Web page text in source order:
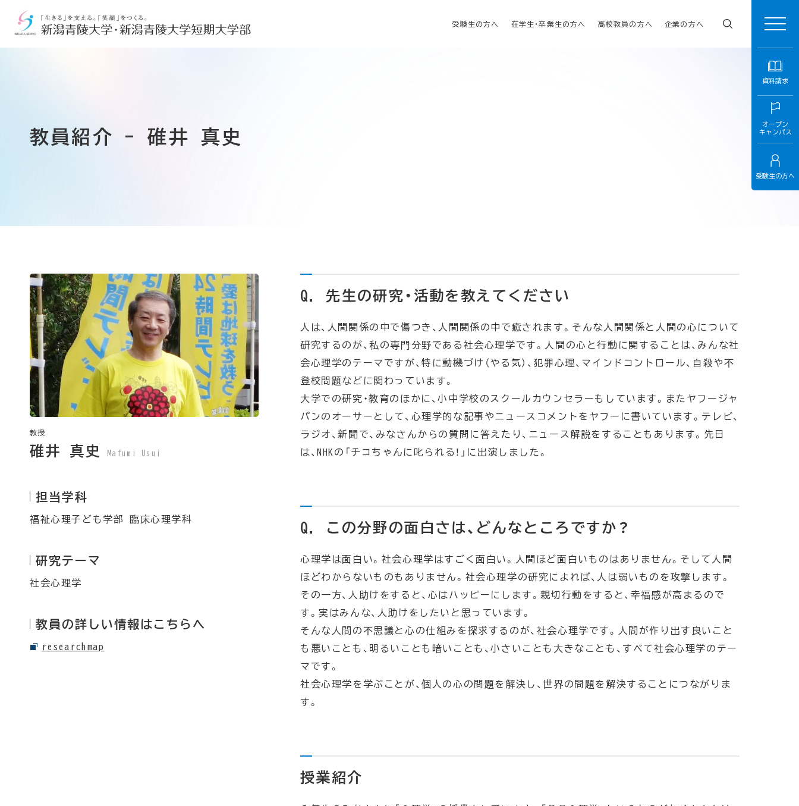
資料請求
オープン
キャンパス
受験生の方へ
受験生の方へ 在学生・卒業生の方へ 高校教員の方へ 企業の方へ
教員紹介 - 碓井 真史
教授
碓井 真史 Mafumi Usui
担当学科
福祉心理子ども学部 臨床心理学科
研究テーマ
社会心理学
教員の詳しい情報はこちらへ
researchmap
Q. 先生の研究・活動を教えてください
人は、人間関係の中で傷つき、人間関係の中で癒されます。そんな人間関係と人間の心について
研究するのが、私の専門分野である社会心理学です。人間の心と行動に関することは、みんな社
会心理学のテーマですが、特に動機づけ（やる気）、犯罪心理、マインドコントロール、自殺や不
登校問題などに関わっています。
大学での研究・教育のほかに、小中学校のスクールカウンセラーもしています。またヤフージャ
パンのオーサーとして、心理学的な記事やニュースコメントをヤフーに書いています。テレビ、
ラジオ、新聞で、みなさんからの質問に答えたり、ニュース解説をすることもあります。先日
は、NHKの「チコちゃんに叱られる！」に出演しました。
Q. この分野の面白さは、どんなところですか？
心理学は面白い。社会心理学はすごく面白い。人間ほど面白いものはありません。そして人間
ほどわからないものもありません。社会心理学の研究によれば、人は弱いものを攻撃します。
その一方、人助けをすると、心はハッピーにします。親切行動をすると、幸福感が高まるので
す。実はみんな、人助けをしたいと思っています。
そんな人間の不思議と心の仕組みを探求するのが、社会心理学です。人間が作り出す良いこと
も悪いことも、明るいことも暗いことも、小さいことも大きなことも、すべて社会心理学のテー
マです。
社会心理学を学ぶことが、個人の心の問題を解決し、世界の問題を解決することにつながりま
す。
授業紹介